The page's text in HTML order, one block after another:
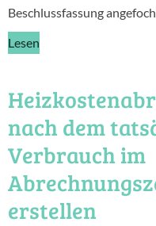
Beschlussfassung
Lesen
nach dem
Verbrauch im
erstellen